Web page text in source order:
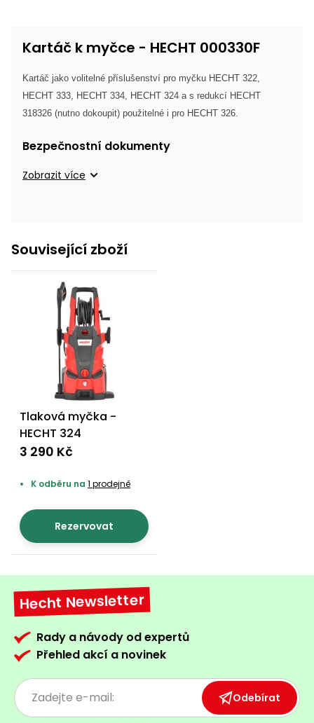
Kartáč k myčce - HECHT 000330F
Kartáč jako volitelné příslušenství pro myčku HECHT 322,
HECHT 333, HECHT 334, HECHT 324 a s redukcí HECHT
318326 (nutno dokoupit) použitelné i pro HECHT 326.
Bezpečnostní dokumenty
Zobrazit více
Související zboží
Tlaková myčka -
HECHT 324
3 290 Kč
K odběru na 1 prodejně
Rezervovat
Hecht Newsletter
Rady a návody od expertů
Přehled akcí a novinek
Odebírat